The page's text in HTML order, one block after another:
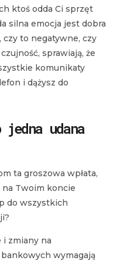
ktoś odda Ci sprzęt
silna emocja jest dobra
czy to negatywne, czy
sprawiają, że
komunikaty
i dążysz do
udana
ta groszowa wpłata,
na Twoim koncie
do wszystkich
zmiany na
wymagają